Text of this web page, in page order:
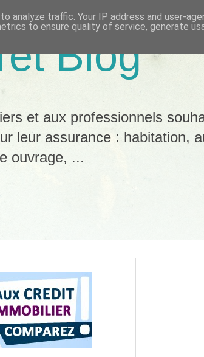
Blog
et aux professionnels
leur assurance : habitation,
ouvrage, ...
analyze traffic. Your IP address and user-
to ensure quality of service, generate